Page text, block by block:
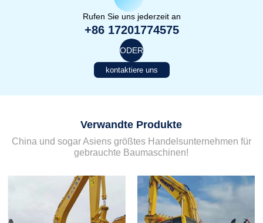
Rufen Sie uns jederzeit an
+86 17201774575
ODER
kontaktiere uns
Verwandte Produkte
China und sogar Asiens größtes Handelsunternehmen für
gebrauchte Baumaschinen!